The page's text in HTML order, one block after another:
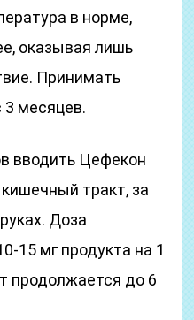
в норме,
оказывая лишь
Принимать
месяцев.
вводить Цефекон
тракт, за
Доза
15 мг продукта на 1
продолжается до 6